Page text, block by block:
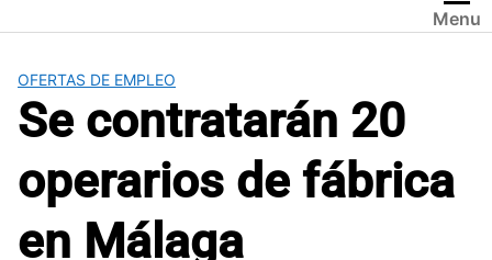
Menu
OFERTAS DE EMPLEO
Se contratarán 20
operarios de fábrica
en Málaga